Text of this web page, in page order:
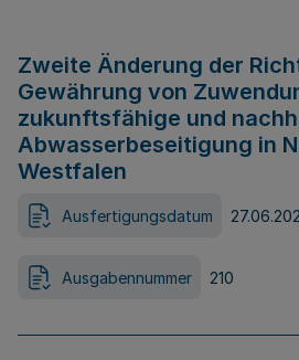
Zweite Änderung der
Gewährung von
zukunftsfähige und
Abwasserbeseitigung in
Westfalen
Ausfertigungsdatum
Ausgabennummer 210